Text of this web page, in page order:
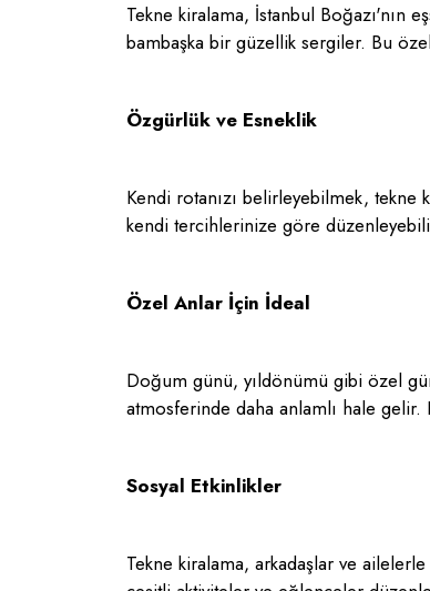
Tekne kiralama, İstanbul Boğazı'nın
bambaşka bir güzellik sergiler. Bu
Özgürlük ve Esneklik
Kendi rotanızı belirleyebilmek, tekne
kendi tercihlerinize göre
Özel Anlar İçin İdeal
Doğum günü, yıldönümü gibi özel
atmosferinde daha anlamlı hale
Sosyal Etkinlikler
Tekne kiralama, arkadaşlar ve